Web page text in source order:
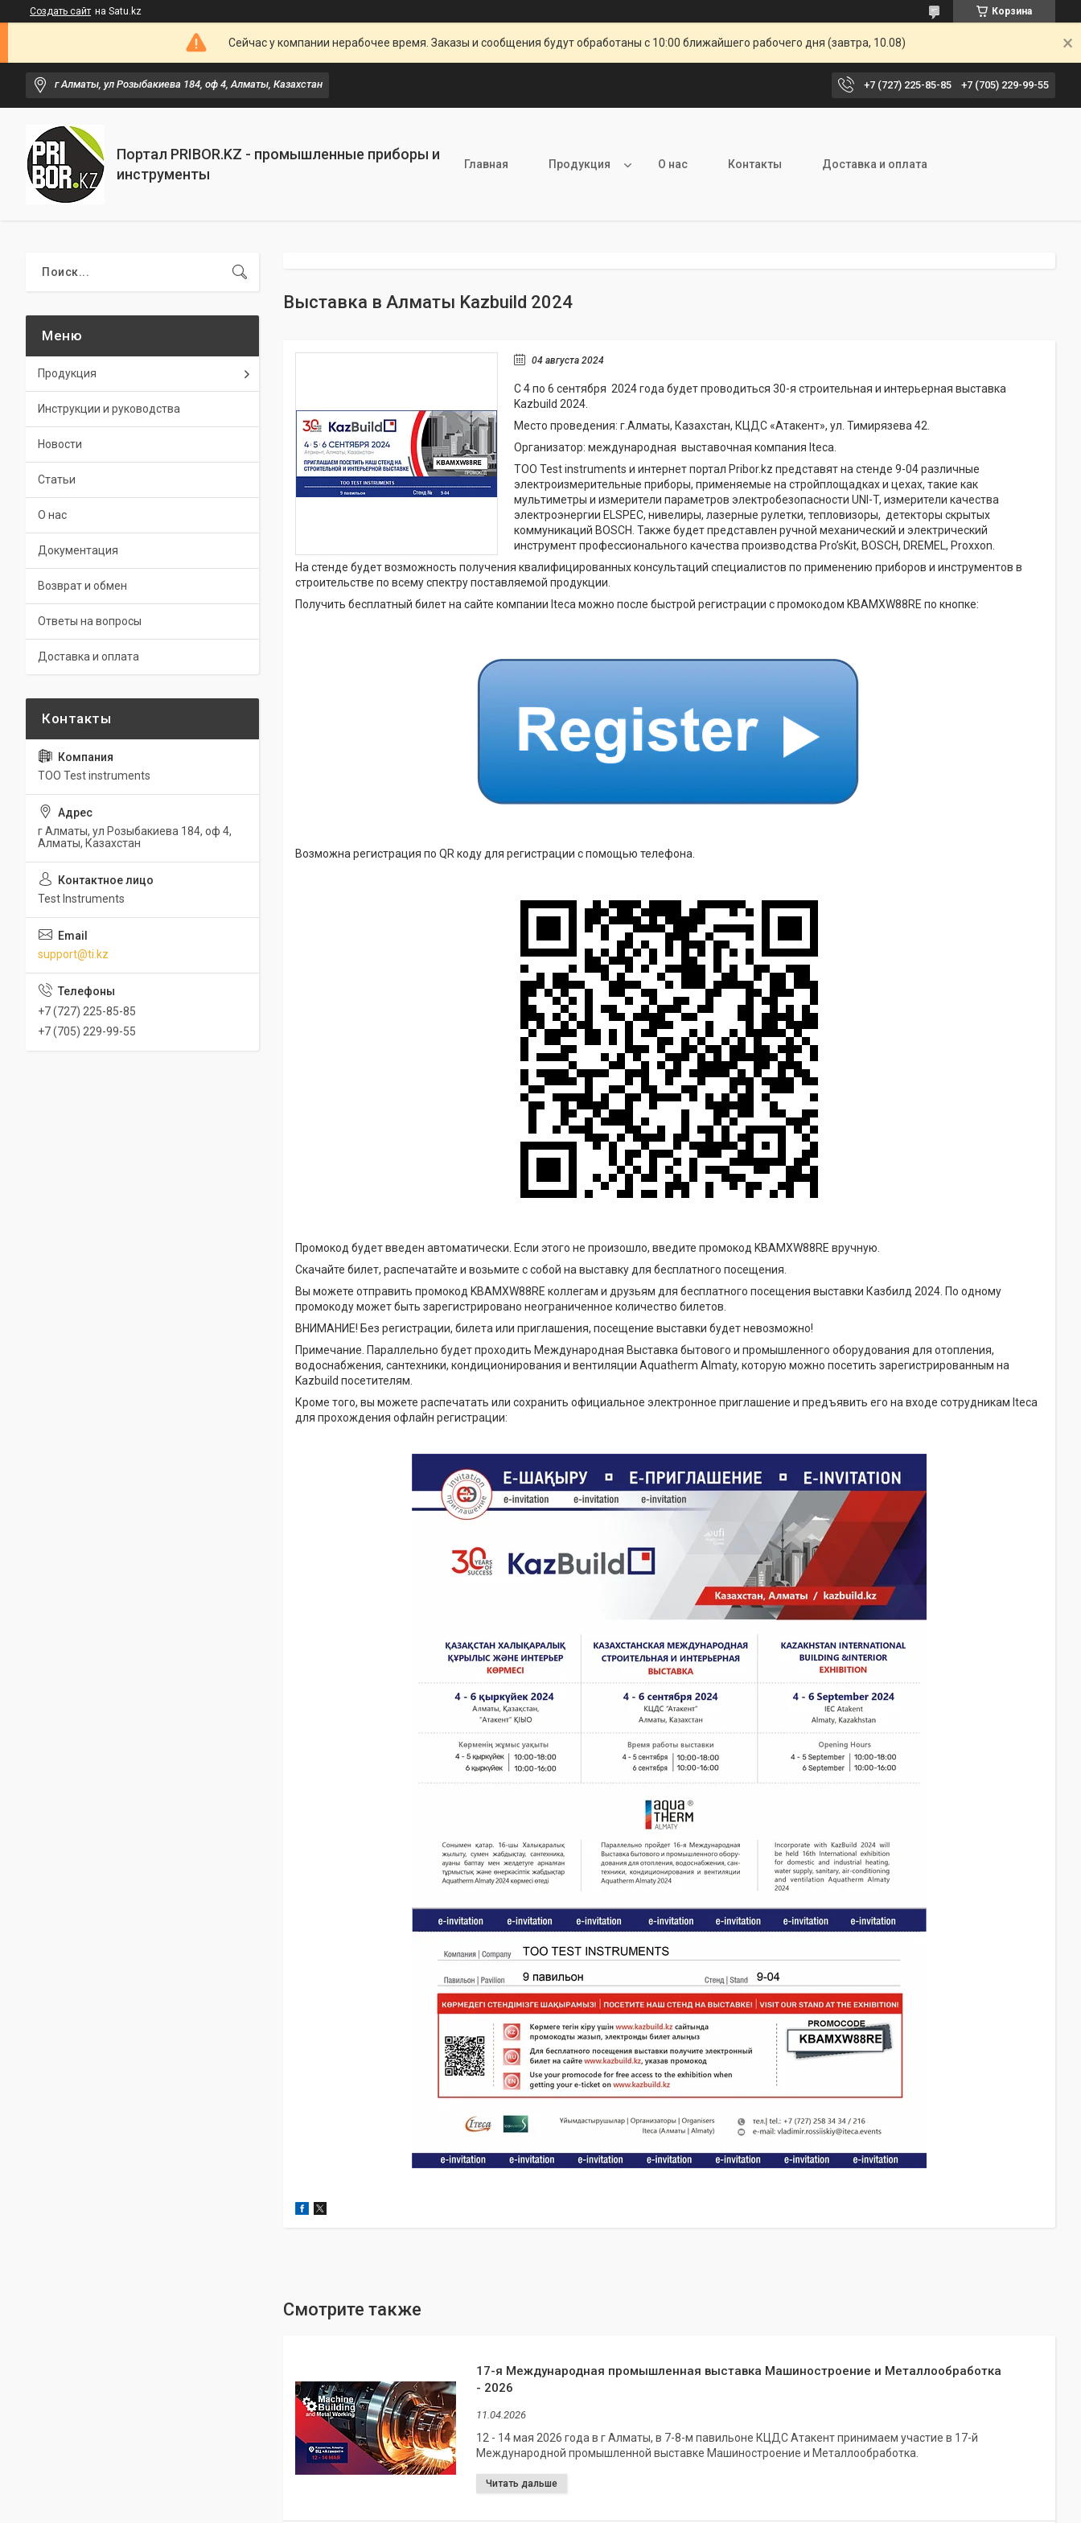
Создать сайт на Satu.kz Корзина
Сейчас у компании нерабочее время. Заказы и сообщения будут обработаны с 10:00 ближайшего рабочего дня (завтра, 10.08)
г Алматы, ул Розыбакиева 184, оф 4, Алматы, Казахстан +7 (727) 225-85-85 +7 (705) 229-99-55
Портал PRIBOR.KZ - промышленные приборы и
инструменты
Главная Продукция О нас Контакты Доставка и оплата
Выставка в Алматы Kazbuild 2024
04 августа 2024
С 4 по 6 сентября 2024 года будет проводиться 30-я строительная и интерьерная выставка
Kazbuild 2024.
Место проведения: г.Алматы, Казахстан, КЦДС «Атакент», ул. Тимирязева 42.
Организатор: международная выставочная компания Iteca.
ТОО Test instruments и интернет портал Pribor.kz представят на стенде 9-04 различные
электроизмерительные приборы, применяемые на стройплощадках и цехах, такие как
мультиметры и измерители параметров электробезопасности UNI-T, измерители качества
электроэнергии ELSPEC, нивелиры, лазерные рулетки, тепловизоры, детекторы скрытых
коммуникаций BOSCH. Также будет представлен ручной механический и электрический
инструмент профессионального качества производства Pro’sKit, BOSCH, DREMEL, Proxxon.
На стенде будет возможность получения квалифицированных консультаций специалистов по применению приборов и инструментов в
строительстве по всему спектру поставляемой продукции.
Получить бесплатный билет на сайте компании Iteca можно после быстрой регистрации с промокодом KBAMXW88RE по кнопке:
Возможна регистрация по QR коду для регистрации с помощью телефона.
Промокод будет введен автоматически. Если этого не произошло, введите промокод KBAMXW88RE вручную.
Скачайте билет, распечатайте и возьмите с собой на выставку для бесплатного посещения.
Вы можете отправить промокод KBAMXW88RE коллегам и друзьям для бесплатного посещения выставки Казбилд 2024. По одному
промокоду может быть зарегистрировано неограниченное количество билетов.
ВНИМАНИЕ! Без регистрации, билета или приглашения, посещение выставки будет невозможно!
Примечание. Параллельно будет проходить Международная Выставка бытового и промышленного оборудования для отопления,
водоснабжения, сантехники, кондиционирования и вентиляции Aquatherm Almaty, которую можно посетить зарегистрированным на
Kazbuild посетителям.
Кроме того, вы можете распечатать или сохранить официальное электронное приглашение и предъявить его на входе сотрудникам Iteca
для прохождения офлайн регистрации:
17-я Международная промышленная выставка Машиностроение и Металлообработка
- 2026
11.04.2026
12 - 14 мая 2026 года в г Алматы, в 7-8-м павильоне КЦДС Атакент принимаем участие в 17-й
Международной промышленной выставке Машиностроение и Металлообработка.
Продукция
Инструкции и руководства
Новости
Статьи
О нас
Документация
Возврат и обмен
Ответы на вопросы
Доставка и оплата
ТОО Test instruments
г Алматы, ул Розыбакиева 184, оф 4,
Алматы, Казахстан
Test Instruments
support@ti.kz
+7 (727) 225-85-85
+7 (705) 229-99-55